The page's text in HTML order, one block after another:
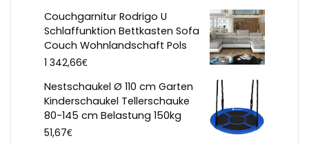
Couchgarnitur Rodrigo U
Schlaffunktion Bettkasten Sofa
Couch Wohnlandschaft Pols
1 342,66€
Nestschaukel Ø 110 cm Garten
Kinderschaukel Tellerschauke
80-145 cm Belastung 150kg
51,67€